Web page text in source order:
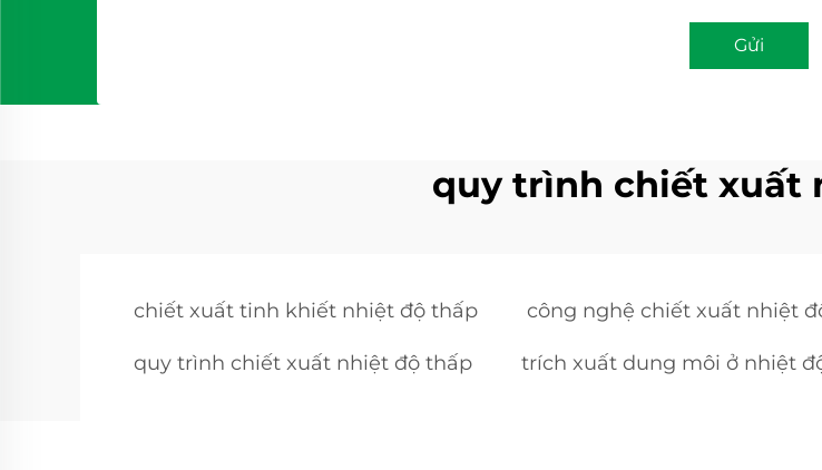
Gửi
quy trình chiết xuất
chiết xuất tinh khiết nhiệt độ thấp công nghệ chiết xuất nhiệt
quy trình chiết xuất nhiệt độ thấp trích xuất dung môi ở nhiệt